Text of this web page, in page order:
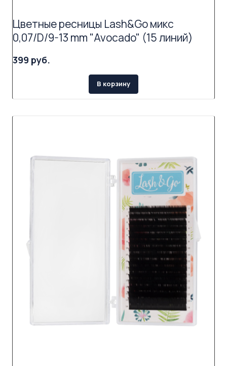
Цветные ресницы Lash&Go микс
0,07/D/9-13 mm "Avocado" (15 линий)
399 руб.
В корзину